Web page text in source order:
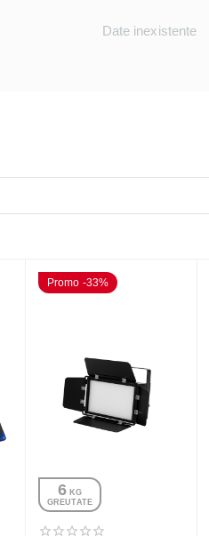
Date inexistente
Promo -33%
6 KG
GREUTATE